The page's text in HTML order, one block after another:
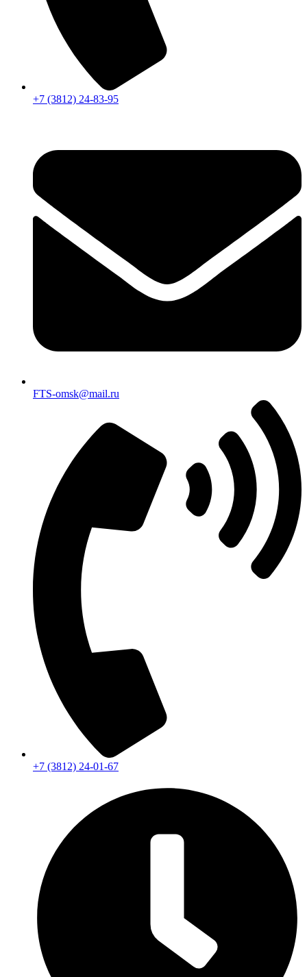
+7 (3812) 24-83-95
FTS-omsk@mail.ru
+7 (3812) 24-01-67